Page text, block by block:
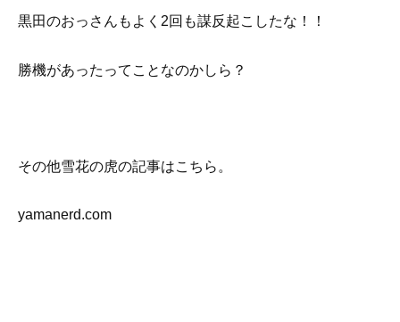
黒田のおっさんもよく2回も謀反起こしたな！！
勝機があったってことなのかしら？
その他雪花の虎の記事はこちら。
yamanerd.com